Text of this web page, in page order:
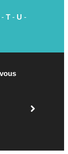
- T - U -